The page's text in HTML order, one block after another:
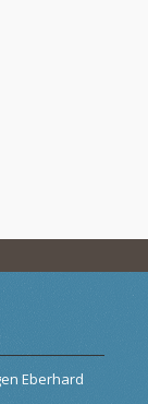
Eberhard